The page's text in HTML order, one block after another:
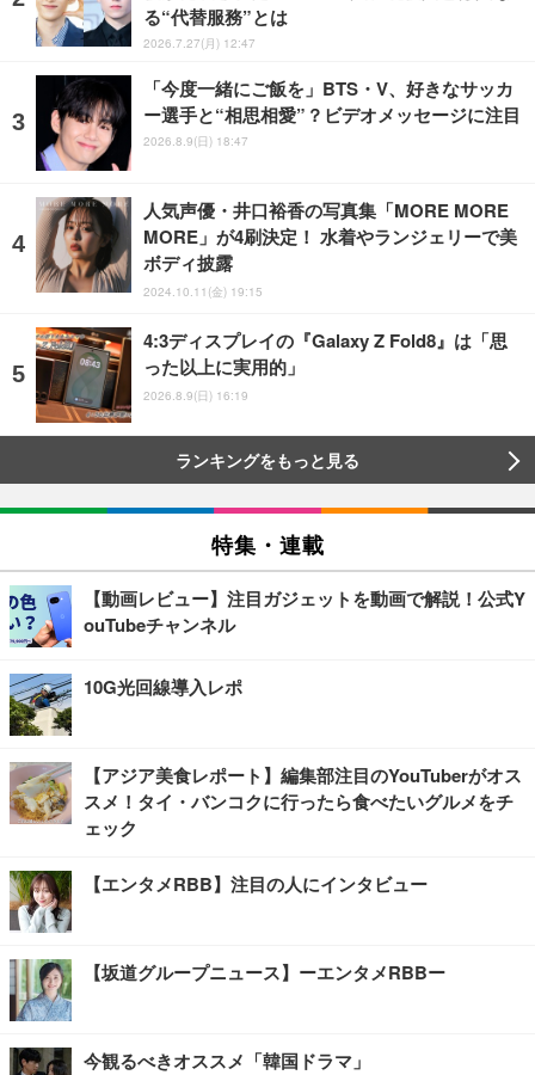
る“代替服務”とは
2026.7.27(月) 12:47
「今度一緒にご飯を」BTS・V、好きなサッカ
ー選手と“相思相愛”？ビデオメッセージに注目
2026.8.9(日) 18:47
人気声優・井口裕香の写真集「MORE MORE
MORE」が4刷決定！ 水着やランジェリーで美
ボディ披露
2024.10.11(金) 19:15
4:3ディスプレイの『Galaxy Z Fold8』は「思
った以上に実用的」
2026.8.9(日) 16:19
ランキングをもっと見る
特集・連載
【動画レビュー】注目ガジェットを動画で解説！公式Y
ouTubeチャンネル
10G光回線導入レポ
【アジア美食レポート】編集部注目のYouTuberがオス
スメ！タイ・バンコクに行ったら食べたいグルメをチ
ェック
【エンタメRBB】注目の人にインタビュー
【坂道グループニュース】ーエンタメRBBー
今観るべきオススメ「韓国ドラマ」